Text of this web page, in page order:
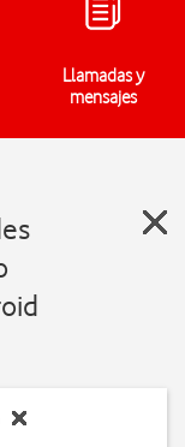
Llamadas y
mensajes